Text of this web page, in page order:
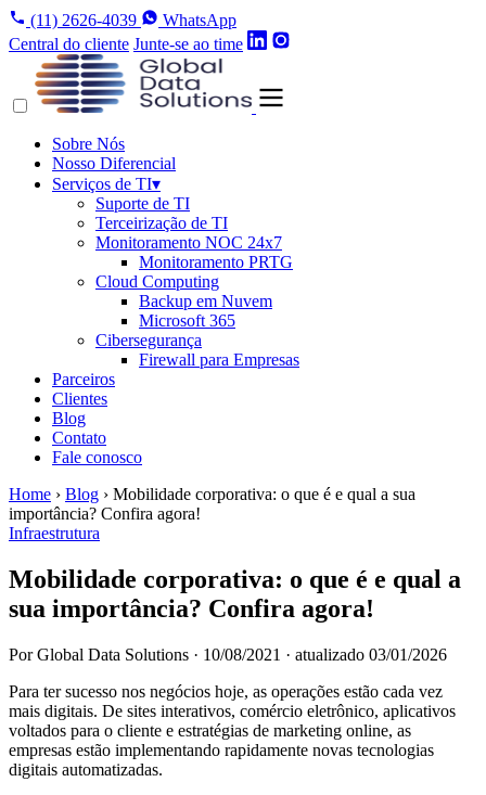
(11) 2626-4039
WhatsApp
Central do cliente Junte-se ao time
Sobre Nós
Nosso Diferencial
Serviços de TI▾
Suporte de TI
Terceirização de TI
Monitoramento NOC 24x7
Monitoramento PRTG
Cloud Computing
Backup em Nuvem
Microsoft 365
Cibersegurança
Firewall para Empresas
Parceiros
Clientes
Blog
Contato
Fale conosco
Home › Blog › Mobilidade corporativa: o que é e qual a sua
importância? Confira agora!
Infraestrutura
Mobilidade corporativa: o que é e qual a
sua importância? Confira agora!
Por Global Data Solutions · 10/08/2021 · atualizado 03/01/2026
Para ter sucesso nos negócios hoje, as operações estão cada vez
mais digitais. De sites interativos, comércio eletrônico, aplicativos
voltados para o cliente e estratégias de marketing online, as
empresas estão implementando rapidamente novas tecnologias
digitais automatizadas.